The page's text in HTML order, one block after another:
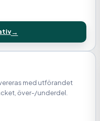
med utförandet
över-/underdel.